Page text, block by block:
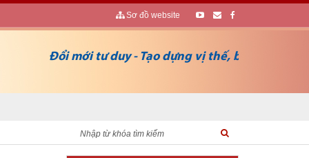
Sơ đồ website
Đổi mới tư duy - Tạo dựng vị thế, bảo vệ sự sống
Điều động, bổ nhiệm bà Ayun
hội
Giám đốc Sở Lao động, Thương binh
và Xã hội tỉnh Đắk Lắk